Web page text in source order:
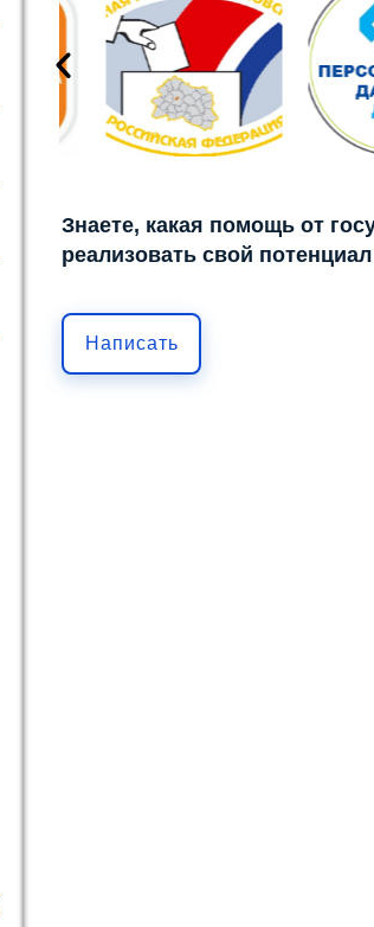
Знаете, какая помощь от
реализовать свой
Написать